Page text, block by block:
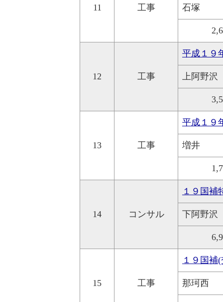
11 工事 石塚
12 工事
平成１９
上阿野沢
13 工事
平成１９
増井
14 コンサル
１９国補
下阿野沢
15 工事
１９国補
那珂西